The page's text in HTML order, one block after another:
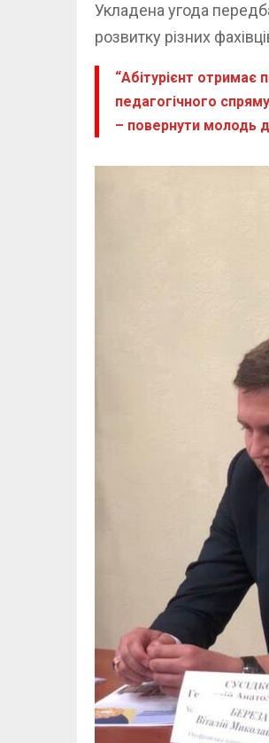
Укладена угода
розвитку різних
“Абітурієнт
педагогічного
– повернути молодь